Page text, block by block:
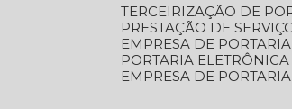
TERCEIRIZAÇÃO DE
PRESTAÇÃO DE
EMPRESA DE
PORTARIA
EMPRESA DE